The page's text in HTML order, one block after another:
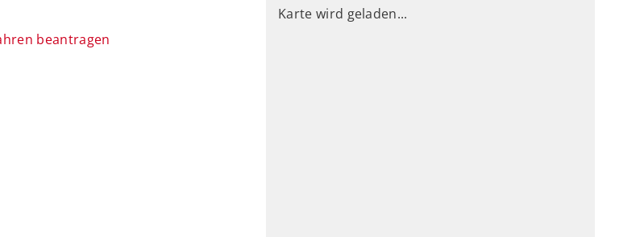
beantragen
Karte wird geladen...